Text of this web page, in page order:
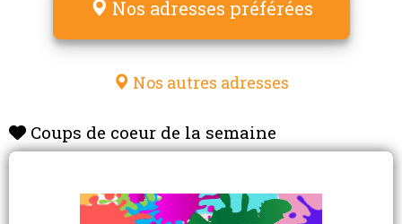
Nos adresses préférées
Nos autres adresses
Coups de coeur de la semaine